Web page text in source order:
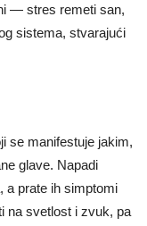
— stres remeti san,
sistema, stvarajući
se manifestuje jakim,
glave. Napadi
a prate ih simptomi
na svetlost i zvuk, pa